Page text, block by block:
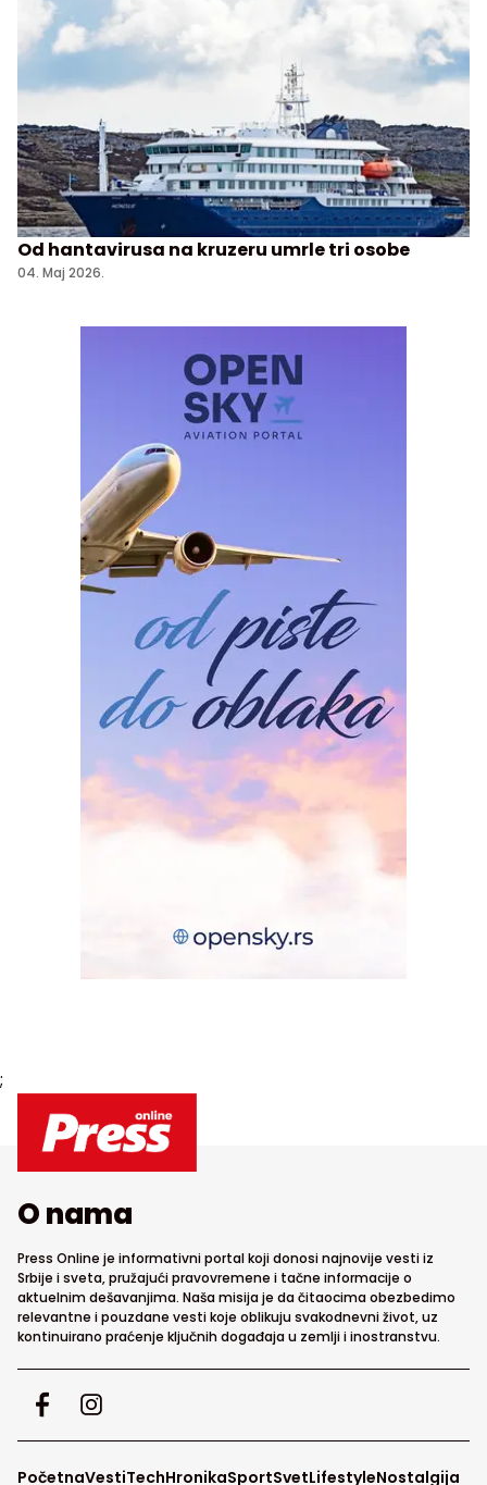
Od hantavirusa na kruzeru umrle tri osobe
04. Maj 2026.
;
O nama
Press Online je informativni portal koji donosi najnovije vesti iz
Srbije i sveta, pružajući pravovremene i tačne informacije o
aktuelnim dešavanjima. Naša misija je da čitaocima obezbedimo
relevantne i pouzdane vesti koje oblikuju svakodnevni život, uz
kontinuirano praćenje ključnih događaja u zemlji i inostranstvu.
PočetnaVestiTechHronikaSportSvetLifestyleNostalgija